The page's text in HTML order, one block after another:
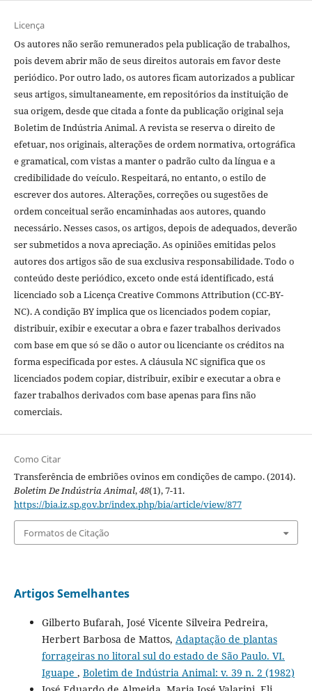
Licença
Os autores não serão remunerados pela publicação de trabalhos,
pois devem abrir mão de seus direitos autorais em favor deste
periódico. Por outro lado, os autores ficam autorizados a publicar
seus artigos, simultaneamente, em repositórios da instituição de
sua origem, desde que citada a fonte da publicação original seja
Boletim de Indústria Animal. A revista se reserva o direito de
efetuar, nos originais, alterações de ordem normativa, ortográfica
e gramatical, com vistas a manter o padrão culto da língua e a
credibilidade do veículo. Respeitará, no entanto, o estilo de
escrever dos autores. Alterações, correções ou sugestões de
ordem conceitual serão encaminhadas aos autores, quando
necessário. Nesses casos, os artigos, depois de adequados, deverão
ser submetidos a nova apreciação. As opiniões emitidas pelos
autores dos artigos são de sua exclusiva responsabilidade. Todo o
conteúdo deste periódico, exceto onde está identificado, está
licenciado sob a Licença Creative Commons Attribution (CC-BY-
NC). A condição BY implica que os licenciados podem copiar,
distribuir, exibir e executar a obra e fazer trabalhos derivados
com base em que só se dão o autor ou licenciante os créditos na
forma especificada por estes. A cláusula NC significa que os
licenciados podem copiar, distribuir, exibir e executar a obra e
fazer trabalhos derivados com base apenas para fins não
comerciais.
Como Citar
Transferência de embriões ovinos em condições de campo. (2014).
Boletim De Indústria Animal,48(1), 7-11.
https://bia.iz.sp.gov.br/index.php/bia/article/view/877
Formatos de Citação
Artigos Semelhantes
Gilberto Bufarah, José Vicente Silveira Pedreira,
Herbert Barbosa de Mattos, Adaptação de plantas
forrageiras no litoral sul do estado de São Paulo. VI.
Iguape , Boletim de Indústria Animal: v. 39 n. 2 (1982)